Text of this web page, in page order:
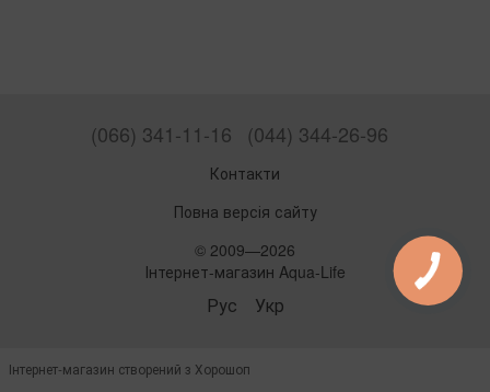
(066) 341-11-16 (044) 344-26-96
Контакти
Повна версія сайту
© 2009—2026
Інтернет-магазин Aqua-Life
Рус Укр
Інтернет-магазин створений з Хорошоп